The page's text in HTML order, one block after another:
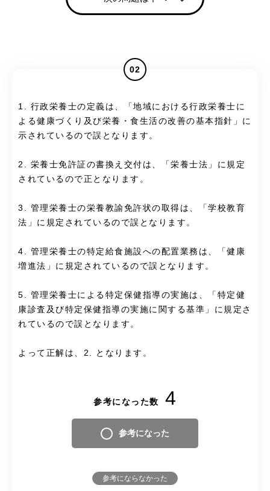
02
1. 行政栄養士の定義は、「地域における行政栄養士に
よる健康づくり及び栄養・食生活の改善の基本指針」に
示されているので誤となります。
2. 栄養士免許証の書換え交付は、「栄養士法」に規定
されているので正となります。
3. 管理栄養士の栄養教諭免許状の取得は、「学校教育
法」に規定されているので誤となります。
4. 管理栄養士の特定給食施設への配置業務は、「健康
増進法」に規定されているので誤となります。
5. 管理栄養士による特定保健指導の実施は、「特定健
康診査及び特定保健指導の実施に関する基準」に規定さ
れているので誤となります。
よって正解は、2. となります。
参考になった数 4
参考になった
参考にならなかった